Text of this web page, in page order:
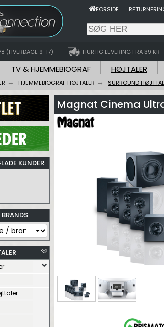
FORSIDE
(HVERDAGE 9-17) HURTIG LEVERING FRA 39 KR
TV & HJEMMEBIOGRAF HØJTALER
HJEMMEBIOGRAF HØJTALER SURROUND
KUNDER
Magnat Cinema